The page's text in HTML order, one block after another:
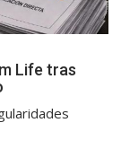
Life tras